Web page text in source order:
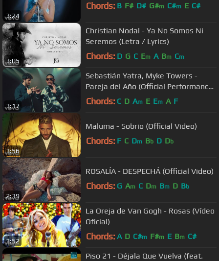
3:24
Chords: B F# D# G#m C#m E C#
3:05
Christian Nodal - Ya No Somos Ni
Seremos (Letra / Lyrics)
Chords: D G C Em A Bm Cm
3:17
Sebastián Yatra, Myke Towers -
Pareja del Año (Official Performance
Video)
Chords: C D Am E Em A F
3:56
Maluma - Sobrio (Official Video)
Chords: F C Dm Bb D Db
2:39
ROSALÍA - DESPECHÁ (Official Video)
Chords: G Am C Dm Bm D Bb
3:52
La Oreja de Van Gogh - Rosas (Vídeo
Oficial)
Chords: A D C#m F#m E Bm C#
Piso 21 - Déjala Que Vuelva (feat.